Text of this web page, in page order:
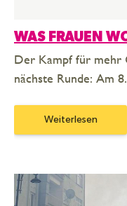
WAS FRAUEN
Der Kampf für mehr
nächste Runde: Am
Weiterlesen